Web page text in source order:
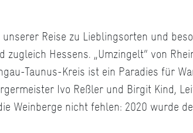
unserer Reise zu Lieblingsorten und
zugleich Hessens. „Umzingelt“ von
Taunus-Kreis ist ein Paradies für
Ivo Reßler und Birgit Kind,
Weinberge nicht fehlen: 2020 wurde